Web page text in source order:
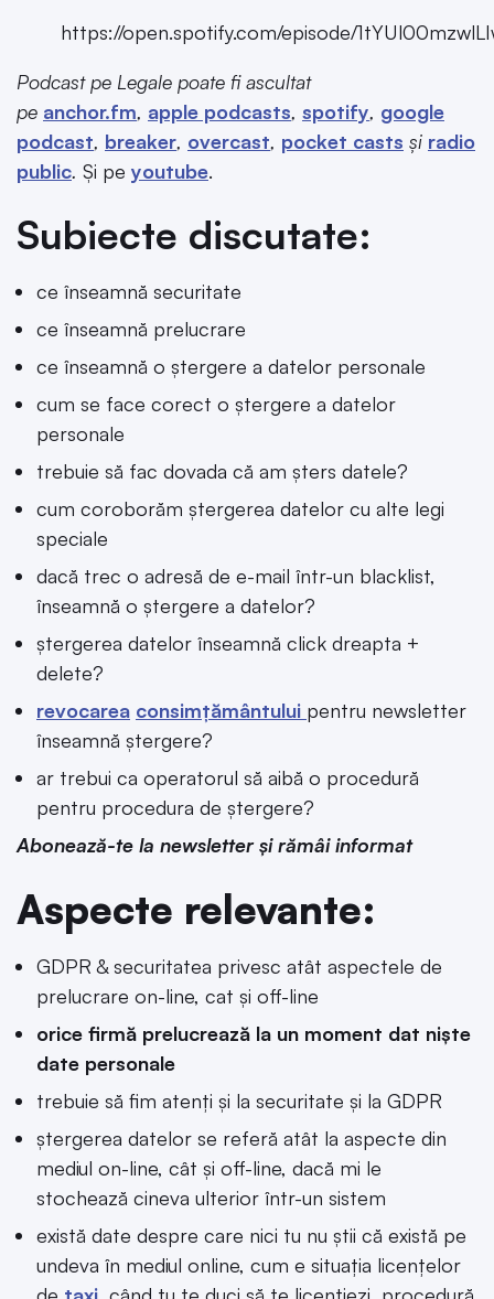
https://open.spotify.com/episode/
Podcast pe Legale poate fi ascultat
pe anchor.fm, apple podcasts, spotify, google
podcast, breaker, overcast, pocket casts și radio
public. Și pe youtube.
Subiecte discutate:
ce înseamnă securitate
ce înseamnă prelucrare
ce înseamnă o ștergere a datelor personale
cum se face corect o ștergere a datelor
personale
trebuie să fac dovada că am șters datele?
cum coroborăm ștergerea datelor cu alte legi
speciale
dacă trec o adresă de e-mail într-un blacklist,
înseamnă o ștergere a datelor?
ștergerea datelor înseamnă click dreapta +
delete?
revocarea consimțământului pentru newsletter
înseamnă ștergere?
ar trebui ca operatorul să aibă o procedură
pentru procedura de ștergere?
Abonează-te la newsletter și rămâi informat
Aspecte relevante:
GDPR & securitatea privesc atât aspectele de
prelucrare on-line, cat și off-line
orice firmă prelucrează la un moment dat niște
date personale
trebuie să fim atenți și la securitate și la GDPR
ștergerea datelor se referă atât la aspecte din
mediul on-line, cât și off-line, dacă mi le
stochează cineva ulterior într-un sistem
există date despre care nici tu nu știi că există pe
undeva în mediul online, cum e situația licențelor
de taxi, când tu te duci să te licențiezi, procedură